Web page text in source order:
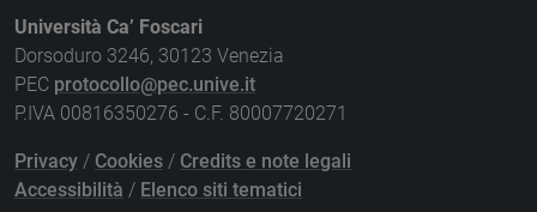
Università Ca’ Foscari
Dorsoduro 3246, 30123 Venezia
PEC protocollo@pec.unive.it
P.IVA 00816350276 - C.F. 80007720271
Privacy / Cookies / Credits e note legali
Accessibilità / Elenco siti tematici